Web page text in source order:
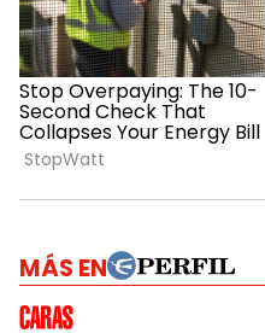
MÁS EN